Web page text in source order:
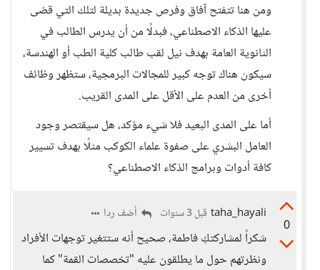
ومن هنا تتفتح آفاق وفرص جديدة بديلة لتلك التي قضى
عليها الذكاء الاصطناعي، فبدلًا من أن يدرس الطالب في
الثانوية العامة بهدف نيل لقب طالب كلية الطب أو الهندسة،
سيكون هناك توجه كبير للمجالات البرمجية، ستظهر وظائف
أخرى من العدم على الأقل على المدى القريب.
أما على المدى البعيد فلا شيء مؤكد، هل سيقتصر وجود
العامل البشري على صفوة علماء الكوكب مثلًا بهدف تسيير
كافة أدوات وبرامج الذكاء الاصطناعي؟
0
taha_hayali قبل 3 سنوات أضف ردا
شكراً لمشاركتكِ فاطمة، صحيح أنه ستتغير توجهات الأفراد
ونظرتهم حول ما يطلقون عليه "تخصصات القمة" كما